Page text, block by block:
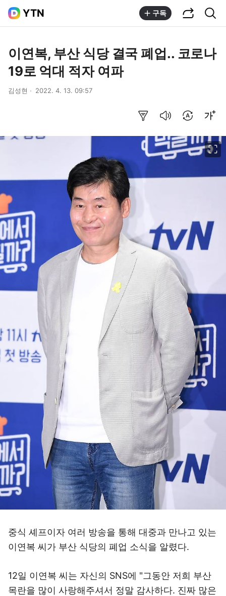
YTN 구독
이연복, 부산 식당 결국 폐업.. 코로나
19로 억대 적자 여파
김성현 2022. 4. 13. 09:57
중식 셰프이자 여러 방송을 통해 대중과 만나고 있는
이연복 씨가 부산 식당의 폐업 소식을 알렸다.
12일 이연복 씨는 자신의 SNS에 "그동안 저희 부산
목란을 많이 사랑해주셔서 정말 감사하다. 진짜 많은